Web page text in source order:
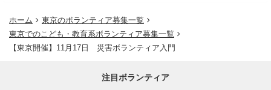
ホーム
東京のボランティア募集一覧
東京でのこども・教育系ボランティア募集一覧
【東京開催】11月17日 災害ボランティア入門
注目ボランティア